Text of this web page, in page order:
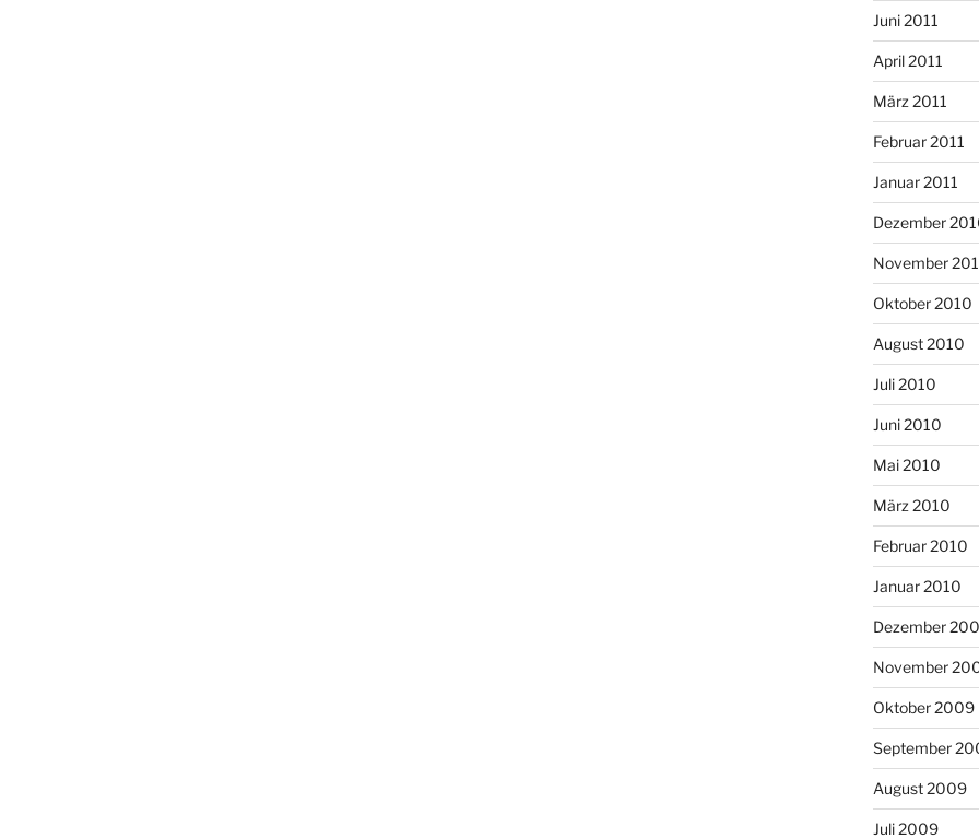
Juni 2011
April 2011
März 2011
Februar 2011
Januar 2011
Dezember
November
Oktober 2010
August 2010
Juli 2010
Juni 2010
Mai 2010
März 2010
Februar 2010
Januar 2010
Dezember
November
Oktober 2009
September
August 2009
Juli 2009